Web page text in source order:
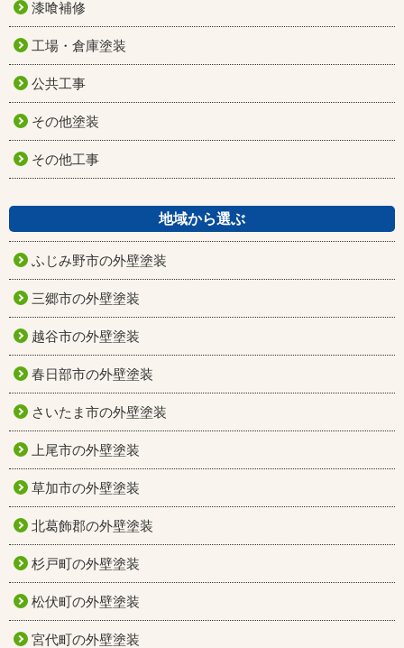
漆喰補修
工場・倉庫塗装
公共工事
その他塗装
その他工事
地域から選ぶ
ふじみ野市の外壁塗装
三郷市の外壁塗装
越谷市の外壁塗装
春日部市の外壁塗装
さいたま市の外壁塗装
上尾市の外壁塗装
草加市の外壁塗装
北葛飾郡の外壁塗装
杉戸町の外壁塗装
松伏町の外壁塗装
宮代町の外壁塗装